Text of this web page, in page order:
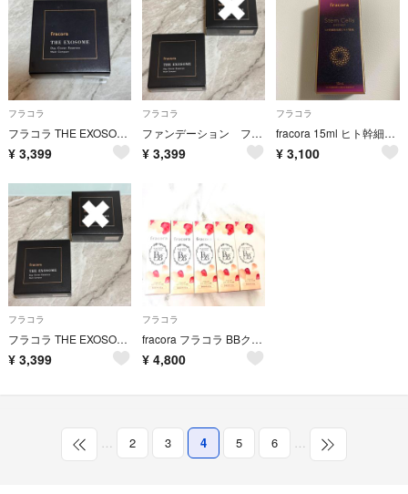
フラコラ
フラコラ THE EXOSOME デイカバーエッセンス メッシュコンパクト
¥ 3,399
フラコラ
ファンデーション フラコラ 美容液 化粧品 2個セット 新品未使用
¥ 3,399
フラコラ
fracora 15ml ヒト幹細胞培養エキス原液
¥ 3,100
フラコラ
フラコラ THE EXOSOME デイカバーエッセンス メッシュコンパクト
¥ 3,399
フラコラ
fracora フラコラ BBクリーム ライトベージュ 5個セット
¥ 4,800
… 2 3 4 5 6 …